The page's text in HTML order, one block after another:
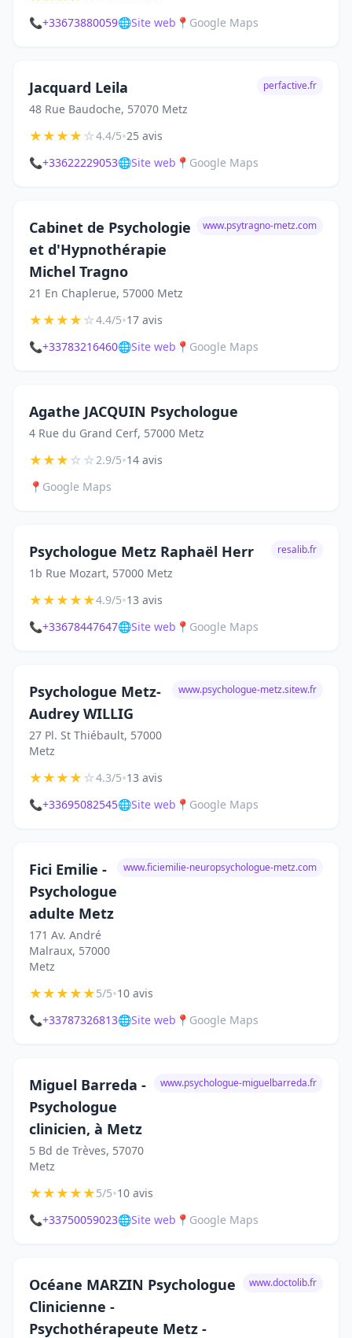
📞+33673880059🌐Site web 📍 Google Maps
Jacquard Leila
48 Rue Baudoche, 57070 Metz
perfactive.fr
★★★★☆4.4/5•25 avis
📞+33622229053🌐Site web 📍 Google Maps
Cabinet de Psychologie
et d'Hypnothérapie
Michel Tragno
21 En Chaplerue, 57000 Metz
www.psytragno-metz.com
★★★★☆4.4/5•17 avis
📞+33783216460🌐Site web 📍 Google Maps
Agathe JACQUIN Psychologue
4 Rue du Grand Cerf, 57000 Metz
★★★☆☆2.9/5•14 avis
📍 Google Maps
Psychologue Metz Raphaël Herr
1b Rue Mozart, 57000 Metz
resalib.fr
★★★★★4.9/5•13 avis
📞+33678447647🌐Site web 📍 Google Maps
Psychologue Metz-
Audrey WILLIG
27 Pl. St Thiébault, 57000
Metz
www.psychologue-metz.sitew.fr
★★★★☆4.3/5•13 avis
📞+33695082545🌐Site web 📍 Google Maps
Fici Emilie -
Psychologue
adulte Metz
171 Av. André
Malraux, 57000
Metz
www.ficiemilie-neuropsychologue-metz.com
★★★★★5/5•10 avis
📞+33787326813🌐Site web 📍 Google Maps
Miguel Barreda -
Psychologue
clinicien, à Metz
5 Bd de Trèves, 57070
Metz
www.psychologue-miguelbarreda.fr
★★★★★5/5•10 avis
📞+33750059023🌐Site web 📍 Google Maps
Océane MARZIN Psychologue
Clinicienne -
Psychothérapeute Metz -
www.doctolib.fr